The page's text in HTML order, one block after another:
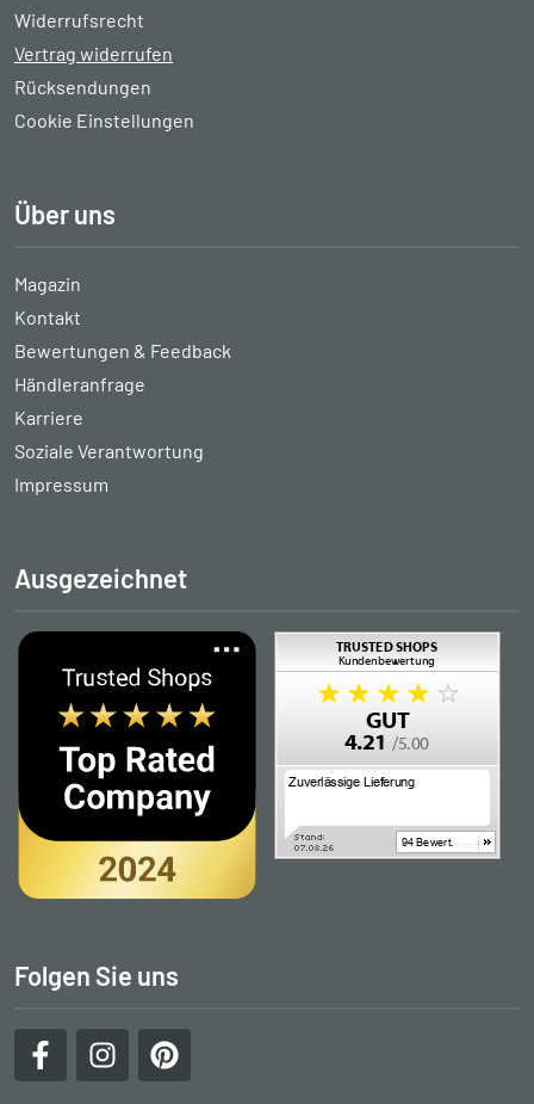
Widerrufsrecht
Vertrag widerrufen
Rücksendungen
Cookie Einstellungen
Über uns
Magazin
Kontakt
Bewertungen & Feedback
Händleranfrage
Karriere
Soziale Verantwortung
Impressum
Ausgezeichnet
Folgen Sie uns